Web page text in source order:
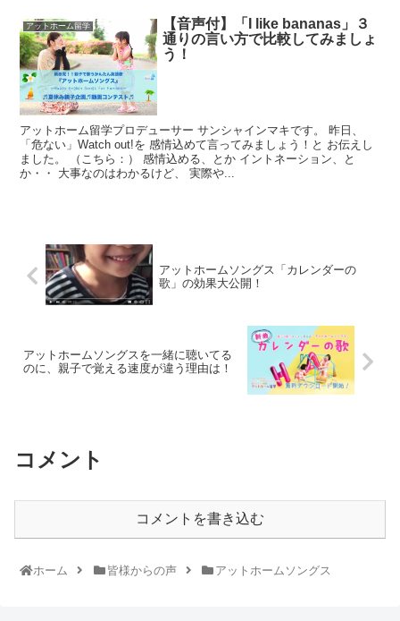
アットホーム留学
【音声付】「I like bananas」３
通りの言い方で比較してみましょ
う！
アットホーム留学プロデューサー サンシャインマキです。 昨日、
「危ない」Watch out!を 感情込めて言ってみましょう！と お伝えし
ました。 （こちら：） 感情込める、とか イントネーション、と
か・・ 大事なのはわかるけど、 実際や...
アットホームソングス「カレンダーの
歌」の効果大公開！
アットホームソングスを一緒に聴いてる
のに、親子で覚える速度が違う理由は！
コメント
コメントを書き込む
ホーム 皆様からの声 アットホームソングス